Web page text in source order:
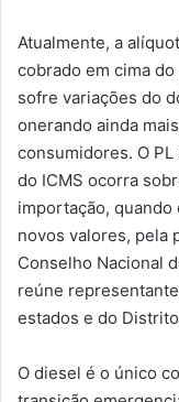
Atualmente, a
cobrado em cima
sofre variações do
onerando ainda
consumidores. O
do ICMS ocorra
importação,
novos valores, pela
Conselho Nacional
reúne
estados e do
O diesel é o único